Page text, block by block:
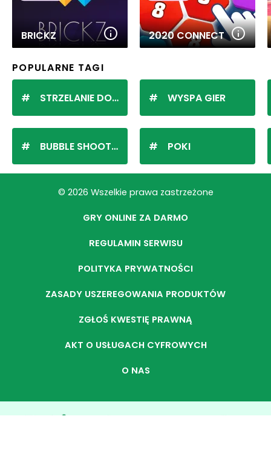
BRICKZ 2020 CONNECT
POPULARNE TAGI
STRZELANIE DO KULEK
BUBBLE SHOOTER
WYSPA GIER
POKI
© 2026 Wszelkie prawa zastrzeżone
GRY ONLINE ZA DARMO
REGULAMIN SERWISU
POLITYKA PRYWATNOŚCI
ZASADY USZEREGOWANIA PRODUKTÓW
ZGŁOŚ KWESTIĘ PRAWNĄ
AKT O USŁUGACH CYFROWYCH
O NAS